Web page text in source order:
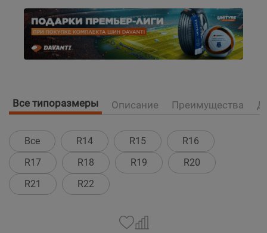
Все типоразмеры Описание Преимущества
Все R14 R15
R16
R17
R18 R19
R20
R21
R22